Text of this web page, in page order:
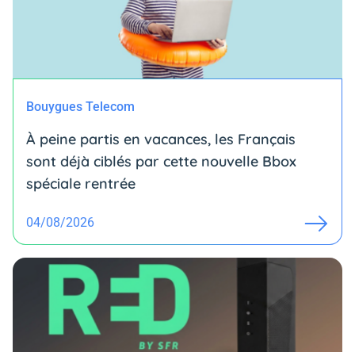
Bouygues Telecom
À peine partis en vacances, les Français
sont déjà ciblés par cette nouvelle Bbox
spéciale rentrée
04/08/2026